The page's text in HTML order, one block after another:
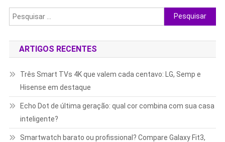
Pesquisar
por:
ARTIGOS RECENTES
Três Smart TVs 4K que valem cada centavo: LG, Semp e
Hisense em destaque
Echo Dot de última geração: qual cor combina com sua casa
inteligente?
Smartwatch barato ou profissional? Compare Galaxy Fit3,